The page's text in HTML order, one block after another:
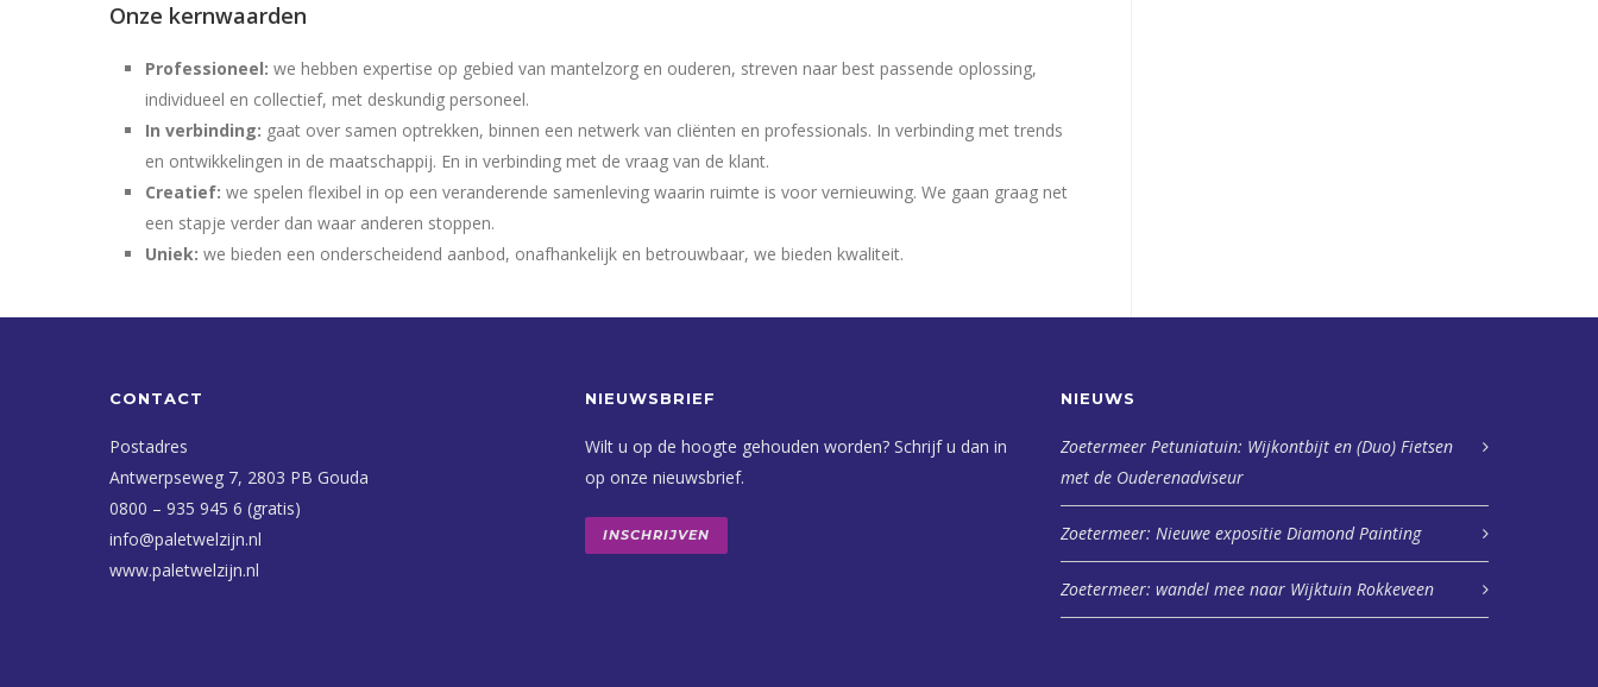
Onze kernwaarden
Professioneel: we hebben expertise op gebied van mantelzorg en ouderen, streven naar best passende oplossing,
individueel en collectief, met deskundig personeel.
In verbinding: gaat over samen optrekken, binnen een netwerk van cliënten en professionals. In verbinding met trends
en ontwikkelingen in de maatschappij. En in verbinding met de vraag van de klant.
Creatief: we spelen flexibel in op een veranderende samenleving waarin ruimte is voor vernieuwing. We gaan graag net
een stapje verder dan waar anderen stoppen.
Uniek: we bieden een onderscheidend aanbod, onafhankelijk en betrouwbaar, we bieden kwaliteit.
CONTACT
Postadres
Antwerpseweg 7, 2803 PB Gouda
0800 – 935 945 6 (gratis)
info@paletwelzijn.nl
www.paletwelzijn.nl
NIEUWSBRIEF
Wilt u op de hoogte gehouden worden? Schrijf u dan in
op onze nieuwsbrief.
INSCHRIJVEN
NIEUWS
Zoetermeer Petuniatuin: Wijkontbijt en (Duo) Fietsen
met de Ouderenadviseur
Zoetermeer: Nieuwe expositie Diamond Painting
Zoetermeer: wandel mee naar Wijktuin Rokkeveen